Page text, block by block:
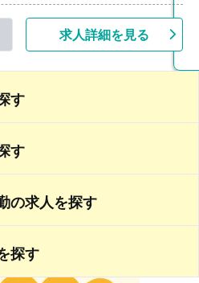
求人詳細を見る
す
す
の求人を探す
探す